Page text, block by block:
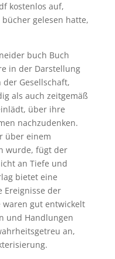
kostenlos auf,
gelesen hatte,
buch Buch
in der Darstellung
Gesellschaft,
als auch zeitgemäß
über ihre
nachzudenken.
über einem
wurde, fügt der
an Tiefe und
bietet eine
Ereignisse der
waren gut entwickelt
und Handlungen
an,